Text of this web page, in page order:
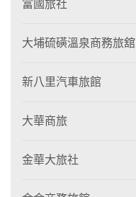
富國旅社
大埔硫磺溫泉商務旅舘
新八里汽車旅館
大華商旅
金華大旅社